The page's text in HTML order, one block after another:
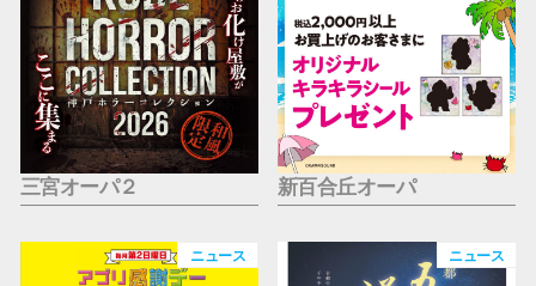
三宮オーパ２ 新百合丘オーパ
ニュース ニュース